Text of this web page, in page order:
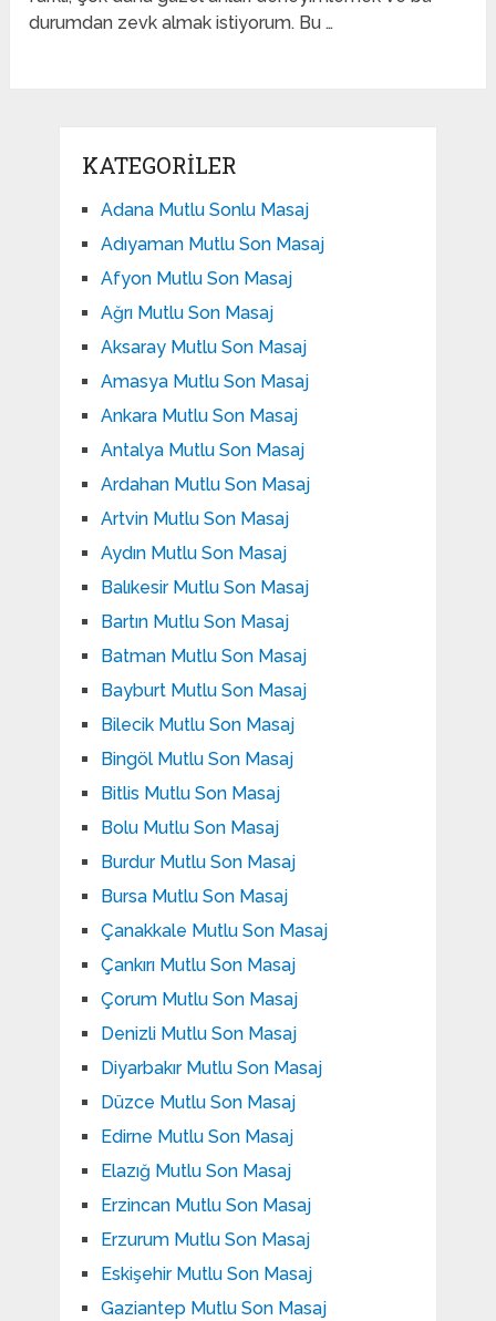
durumdan zevk almak istiyorum. Bu …
KATEGORILER
Adana Mutlu Sonlu Masaj
Adıyaman Mutlu Son Masaj
Afyon Mutlu Son Masaj
Ağrı Mutlu Son Masaj
Aksaray Mutlu Son Masaj
Amasya Mutlu Son Masaj
Ankara Mutlu Son Masaj
Antalya Mutlu Son Masaj
Ardahan Mutlu Son Masaj
Artvin Mutlu Son Masaj
Aydın Mutlu Son Masaj
Balıkesir Mutlu Son Masaj
Bartın Mutlu Son Masaj
Batman Mutlu Son Masaj
Bayburt Mutlu Son Masaj
Bilecik Mutlu Son Masaj
Bingöl Mutlu Son Masaj
Bitlis Mutlu Son Masaj
Bolu Mutlu Son Masaj
Burdur Mutlu Son Masaj
Bursa Mutlu Son Masaj
Çanakkale Mutlu Son Masaj
Çankırı Mutlu Son Masaj
Çorum Mutlu Son Masaj
Denizli Mutlu Son Masaj
Diyarbakır Mutlu Son Masaj
Düzce Mutlu Son Masaj
Edirne Mutlu Son Masaj
Elazığ Mutlu Son Masaj
Erzincan Mutlu Son Masaj
Erzurum Mutlu Son Masaj
Eskişehir Mutlu Son Masaj
Gaziantep Mutlu Son Masaj